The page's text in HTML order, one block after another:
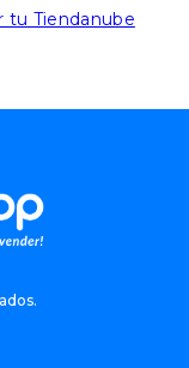
tu Tiendanube